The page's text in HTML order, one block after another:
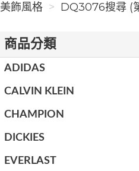
美飾風格 DQ3076搜尋 (
商品分類
ADIDAS
CALVIN KLEIN
CHAMPION
DICKIES
EVERLAST